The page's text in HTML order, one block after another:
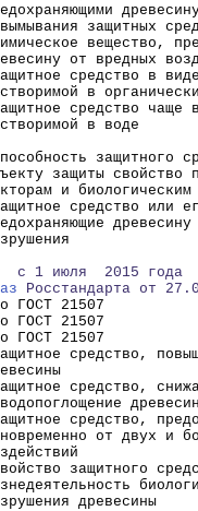
защитных
вещество,
от вредных
средство в
в
средство чаще
в воде
защитного
защиты свойство
и биологическим
средство или
древесину
с 1 июля  2015 года
Росстандарта от
21507
21507
21507
средство,
средство,
средство,
от двух и
защитного
древесины